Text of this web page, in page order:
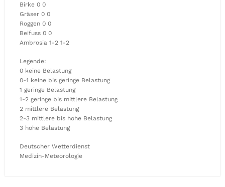
Birke 0 0
Gräser 0 0
Roggen 0 0
Beifuss 0 0
Ambrosia 1-2 1-2
Legende:
0 keine Belastung
0-1 keine bis geringe Belastung
1 geringe Belastung
1-2 geringe bis mittlere Belastung
2 mittlere Belastung
2-3 mittlere bis hohe Belastung
3 hohe Belastung
Deutscher Wetterdienst
Medizin-Meteorologie